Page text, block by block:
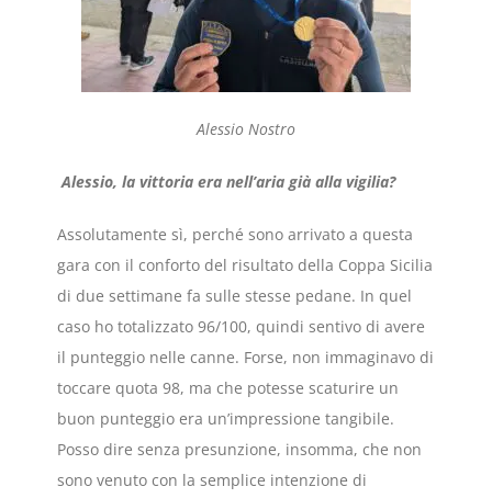
Alessio Nostro
Alessio, la vittoria era nell’aria già alla vigilia?
Assolutamente sì, perché sono arrivato a questa
gara con il conforto del risultato della Coppa Sicilia
di due settimane fa sulle stesse pedane. In quel
caso ho totalizzato 96/100, quindi sentivo di avere
il punteggio nelle canne. Forse, non immaginavo di
toccare quota 98, ma che potesse scaturire un
buon punteggio era un’impressione tangibile.
Posso dire senza presunzione, insomma, che non
sono venuto con la semplice intenzione di